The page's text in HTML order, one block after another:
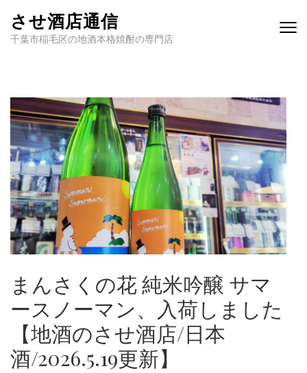
させ酒店通信
千葉市稲毛区の地酒本格焼酎の専門店
まんさくの花 純米吟醸 サマ
ースノーマン、入荷しました
【地酒のさせ酒店/日本
酒/2026.5.19更新】